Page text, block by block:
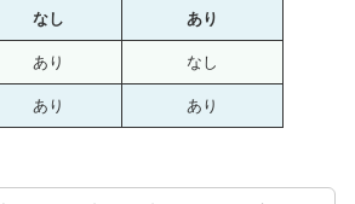
なし あり
あり なし
あり あり